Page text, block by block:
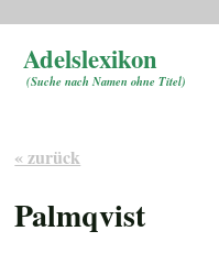
Adelslexikon
(Suche nach Namen ohne Titel)
« zurück
Palmqvist